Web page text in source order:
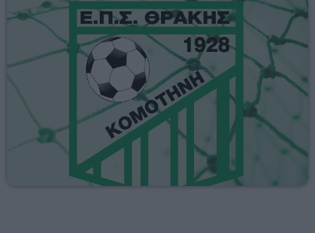
Επικοινωνία
06:00 - 08:00
ΕΡΚΟ